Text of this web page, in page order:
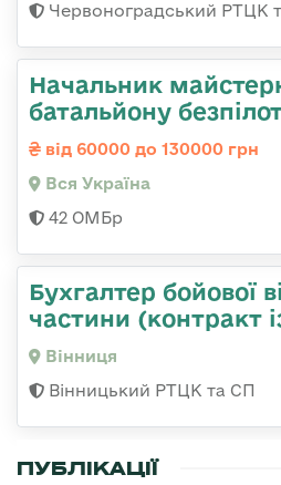
Червоноградський РТЦК
Начальник
батальйону
від 60000 до 130000 грн
Вся Україна
42 ОМБр
Бухгалтер бойової
частини (контракт
Вінниця
Вінницький РТЦК та СП
ПУБЛІКАЦІЇ